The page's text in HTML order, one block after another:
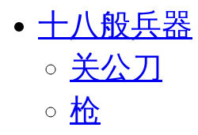
十八般兵器
关公刀
枪